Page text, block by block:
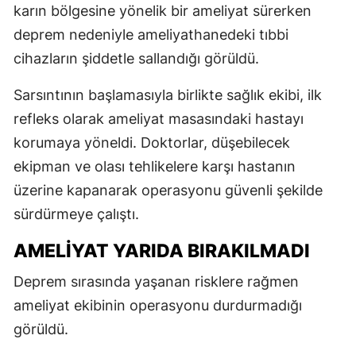
karın bölgesine yönelik bir ameliyat sürerken
deprem nedeniyle ameliyathanedeki tıbbi
cihazların şiddetle sallandığı görüldü.
Sarsıntının başlamasıyla birlikte sağlık ekibi, ilk
refleks olarak ameliyat masasındaki hastayı
korumaya yöneldi. Doktorlar, düşebilecek
ekipman ve olası tehlikelere karşı hastanın
üzerine kapanarak operasyonu güvenli şekilde
sürdürmeye çalıştı.
AMELİYAT YARIDA BIRAKILMADI
Deprem sırasında yaşanan risklere rağmen
ameliyat ekibinin operasyonu durdurmadığı
görüldü.